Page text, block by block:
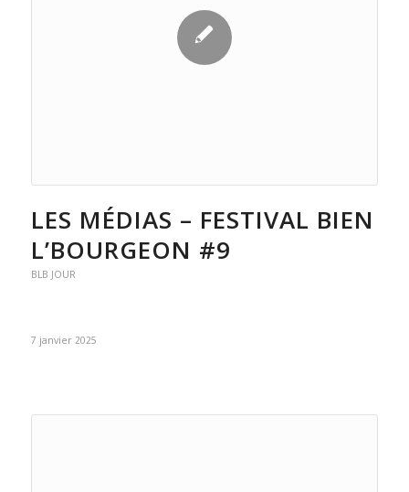
LES MÉDIAS – FESTIVAL BIEN
L’BOURGEON #9
BLB JOUR
7 janvier 2025